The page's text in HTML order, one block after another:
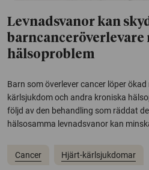
Levnadsvanor kan
barncanceröverlevare
hälsoproblem
Barn som överlever cancer löper
kärlsjukdom och andra kroniska
följd av den behandling som räddat
hälsosamma levnadsvanor kan
Cancer Hjärt-kärlsjukdomar